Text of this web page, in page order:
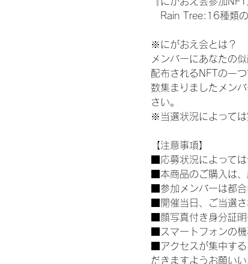
Rain Tree:16種類
※にがおえ会とは？
メンバーにあなたの
配布されるNFTの一
数集まりましたメン
さい。
※当選状況によっては
【注意事項】
■応募状況によって
■本商品のご購入は
■参加メンバーは都
■開催当日、ご当選
■顔写真付き身分証
■スマートフォンの
■アクセスが集中す
だきますようお願いい